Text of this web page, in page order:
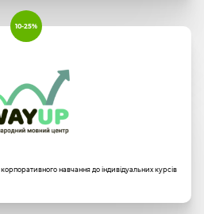
10-25%
навчання до індивідуальних курсів